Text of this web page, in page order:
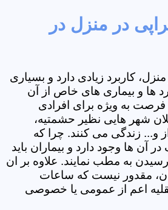
در منزل در
منزل، کاربرد زیادی دارد و بسیاری
ها و بیماری های خاص از آن
فرصت به ویژه برای افرادی
شهر هایی نظیر حشمتیه،
و... زندگی می کنند. چرا که
آن ها وجود دارد و بیماران باید
به مطب نمایند. علاوه بر ان
مقدور نیست که ساعات
اعم از عمومی یا خصوصی